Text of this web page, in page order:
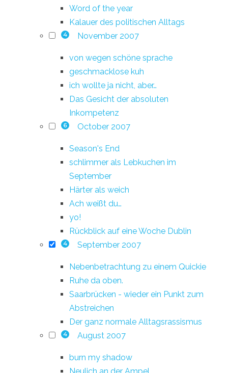
Word of the year
Kalauer des politischen Alltags
4 November 2007
von wegen schöne sprache
geschmacklose kuh
ich wollte ja nicht, aber…
Das Gesicht der absoluten
Inkompetenz
6 October 2007
Season's End
schlimmer als Lebkuchen im
September
Härter als weich
Ach weißt du…
yo!
Rückblick auf eine Woche Dublin
4 September 2007
Nebenbetrachtung zu einem Quickie
Ruhe da oben.
Saarbrücken - wieder ein Punkt zum
Abstreichen
Der ganz normale Alltagsrassismus
4 August 2007
burn my shadow